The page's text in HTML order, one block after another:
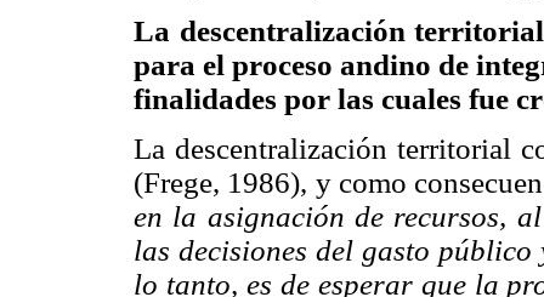
La descentralización
para el proceso andino de
finalidades por las cuales fue
La descentralización territorial
(Frege, 1986), y como
en la asignación de recursos,
las decisiones del gasto
lo tanto, es de esperar que la